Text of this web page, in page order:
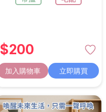
$200
加入購物車 立即購買